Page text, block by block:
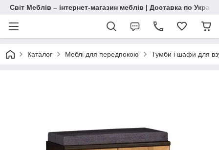
Світ Меблів – інтернет-магазин меблів | Доставка по
Каталог Меблі для передпокою Тумби і шафи для